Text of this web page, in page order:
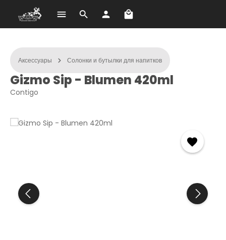
Перейти к основному содержанию В корзине 0 товаров.
Аксессуары Солонки и бутылки для напитков
Gizmo Sip - Blumen 420ml
Contigo